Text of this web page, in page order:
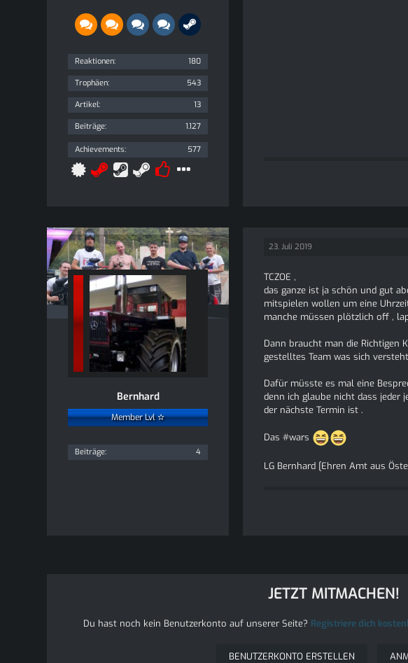
Reaktionen 180
Trophäen 543
Artikel 13
Beiträge 1.127
Achievements 577
Bernhard
Member Lvl ✫
Beiträge 4
23. Juli 2019
TCZOE ,
das ganze ist ja schön und gut
mitspielen wollen um eine
manche müssen plötzlich off ,
Dann braucht man die Richtigen
gestelltes Team was sich
Dafür müsste es mal eine
denn ich glaube nicht dass jeder
der nächste Termin ist .
Das #wars
LG Bernhard [Ehren Amt aus
JETZT MITMACHEN!
Du hast noch kein Benutzerkonto auf unserer Seite? Registriere dich
BENUTZERKONTO ERSTELLEN